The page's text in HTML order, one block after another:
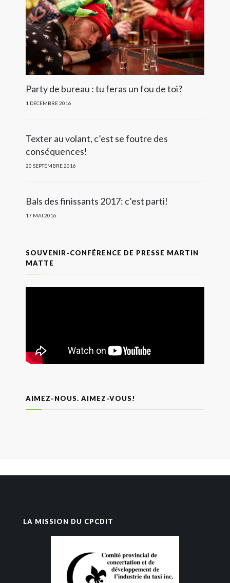
Party de bureau : tu feras un fou de toi?
1 DÉCEMBRE 2016
Texter au volant, c’est se foutre des
conséquences!
20 SEPTEMBRE 2016
Bals des finissants 2017: c’est parti!
17 MAI 2016
SOUVENIR-CONFÉRENCE DE PRESSE MARTIN
MATTE
AIMEZ-NOUS. AIMEZ-VOUS!
LA MISSION DU CPCDIT